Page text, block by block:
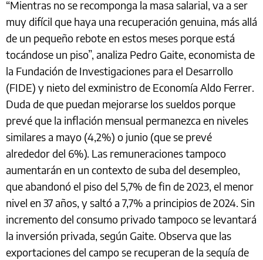
“Mientras no se recomponga la masa salarial, va a ser
muy difícil que haya una recuperación genuina, más allá
de un pequeño rebote en estos meses porque está
tocándose un piso”, analiza Pedro Gaite, economista de
la Fundación de Investigaciones para el Desarrollo
(FIDE) y nieto del exministro de Economía Aldo Ferrer.
Duda de que puedan mejorarse los sueldos porque
prevé que la inflación mensual permanezca en niveles
similares a mayo (4,2%) o junio (que se prevé
alrededor del 6%). Las remuneraciones tampoco
aumentarán en un contexto de suba del desempleo,
que abandonó el piso del 5,7% de fin de 2023, el menor
nivel en 37 años, y saltó a 7,7% a principios de 2024. Sin
incremento del consumo privado tampoco se levantará
la inversión privada, según Gaite. Observa que las
exportaciones del campo se recuperan de la sequía de